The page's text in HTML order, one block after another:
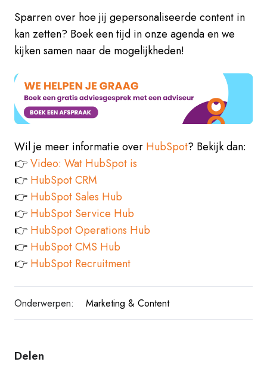
Sparren over hoe jij gepersonaliseerde content in
kan zetten? Boek een tijd in onze agenda en we
kijken samen naar de mogelijkheden!
Wil je meer informatie over HubSpot? Bekijk dan:
👉Video: Wat HubSpot is
👉 HubSpot CRM
👉 HubSpot Sales Hub
👉 HubSpot Service Hub
👉 HubSpot Operations Hub
👉 HubSpot CMS Hub
👉 HubSpot Recruitment
Onderwerpen: Marketing & Content
Delen